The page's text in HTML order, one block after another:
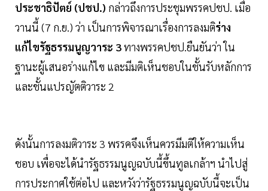
ประชาธิปัตย์ (ปชป.) กล่าวถึงการประชุมพรรคปชป. เมื่อ
วานนี้ (7 ก.ย.) ว่า เป็นการพิจารณาเรื่องการลงมติร่าง
แก้ไขรัฐธรรมนูญวาระ 3ทางพรรคปชป.ยืนยันว่า ใน
ฐานะผู้เสนอร่างแก้ไข และมีมติเห็นชอบในชั้นรับหลักการ
และชั้นแปรญัตติวาระ 2
ดังนั้นการลงมติวาระ 3 พรรคจึงเห็นควรมีมติให้ความเห็น
ชอบ เพื่อจะได้นำรัฐธรรมนูญฉบับนี้ขึ้นทูลเกล้าฯ นำไปสู่
การประกาศใช้ต่อไป และหวังว่ารัฐธรรมนูญฉบับนี้จะเป็น